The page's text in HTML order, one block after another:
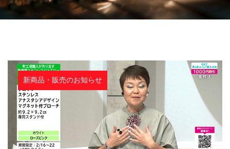
社長ブログ
新商品・販売のお知らせ